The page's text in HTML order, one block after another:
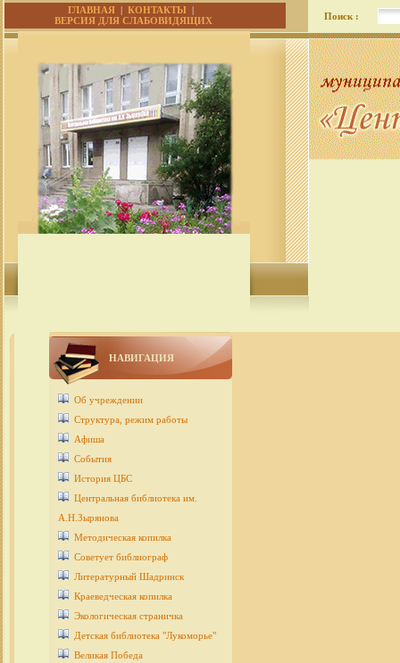
ГЛАВНАЯ |КОНТАКТЫ |
ВЕРСИЯ ДЛЯ СЛАБОВИДЯЩИХ
Поиск :
НАВИГАЦИЯ
Об учреждении
Структура, режим работы
Афиша
События
История ЦБС
Центральная библиотека им.
А.Н.Зырянова
Методическая копилка
Советует библиограф
Литературный Шадринск
Краеведческая копилка
Экологическая страничка
Детcкая библиотека "Лукоморье"
Великая Победа